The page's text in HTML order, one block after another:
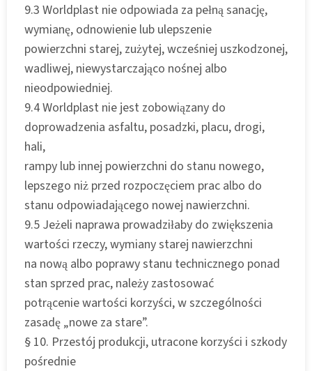
9.3 Worldplast nie odpowiada za pełną sanację,
wymianę, odnowienie lub ulepszenie
powierzchni starej, zużytej, wcześniej uszkodzonej,
wadliwej, niewystarczająco nośnej albo
nieodpowiedniej.
9.4 Worldplast nie jest zobowiązany do
doprowadzenia asfaltu, posadzki, placu, drogi,
hali,
rampy lub innej powierzchni do stanu nowego,
lepszego niż przed rozpoczęciem prac albo do
stanu odpowiadającego nowej nawierzchni.
9.5 Jeżeli naprawa prowadziłaby do zwiększenia
wartości rzeczy, wymiany starej nawierzchni
na nową albo poprawy stanu technicznego ponad
stan sprzed prac, należy zastosować
potrącenie wartości korzyści, w szczególności
zasadę „nowe za stare”.
§ 10. Przestój produkcji, utracone korzyści i szkody
pośrednie